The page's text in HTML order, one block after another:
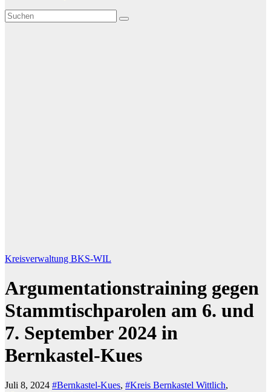
Kreisverwaltung BKS-WIL
Argumentationstraining gegen
Stammtischparolen am 6. und
7. September 2024 in
Bernkastel-Kues
Juli 8, 2024 #Bernkastel-Kues, #Kreis Bernkastel Wittlich,